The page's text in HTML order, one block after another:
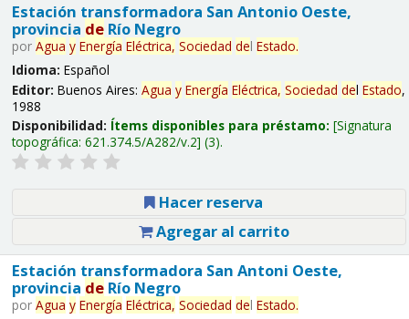
Estación transformadora San Antonio Oeste,
provincia deRío Negro
por Agua y Energía Eléctrica, Sociedad del Estado.
Idioma: Español
Editor: Buenos Aires: Agua y Energía Eléctrica, Sociedad del Estado,
1988
Disponibilidad: Ítems disponibles para préstamo: Signatura
topográfica: 621.374.5/A282/v.2 (3).
Hacer reserva
Agregar al carrito
Estación transformadora San Antoni Oeste,
provincia deRío Negro
por Agua y Energía Eléctrica, Sociedad del Estado.